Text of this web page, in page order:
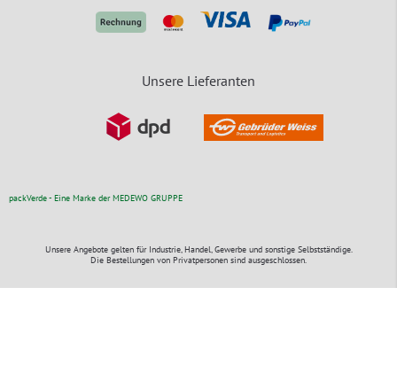
Unsere Lieferanten
packVerde - Eine Marke der MEDEWO GRUPPE
Unsere Angebote gelten für Industrie, Handel, Gewerbe und sonstige Selbstständige.
Die Bestellungen von Privatpersonen sind ausgeschlossen.